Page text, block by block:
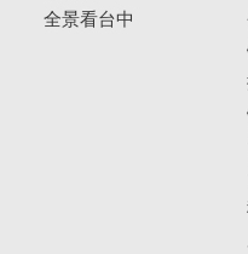
全景看台中